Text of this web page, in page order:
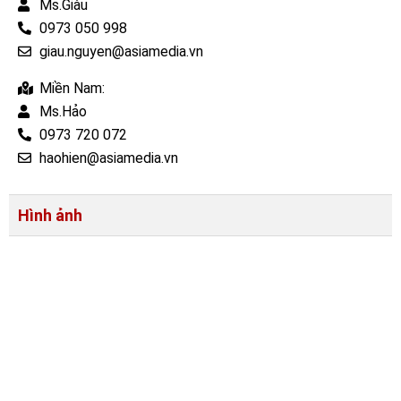
Ms.Giàu
0973 050 998
giau.nguyen@asiamedia.vn
Miền Nam:
Ms.Hảo
0973 720 072
haohien@asiamedia.vn
Hình ảnh